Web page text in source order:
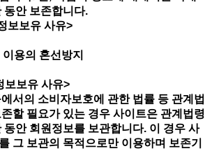
동안 보존합니다.
보보유 사유>
용의 혼선방지
보유 사유>
서의 소비자보호에 관한 법률 등 관계법
할 필요가 있는 경우 사이트은 관계법령
동안 회원정보를 보관합니다. 이 경우 사
그 보관의 목적으로만 이용하며 보존기